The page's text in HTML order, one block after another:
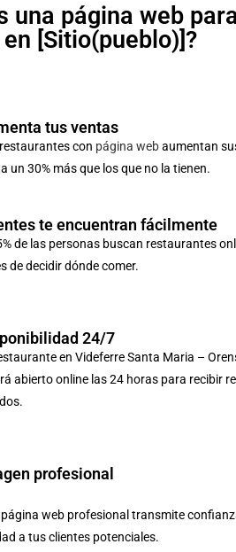
una página web
[Sitio(pueblo)]?
tus ventas
con página webaumentan
un 30% más que los que no la tienen.
te encuentran fácilmente
de las personas buscan restaurantes
de decidir dónde comer.
24/7
en Videferre Santa Maria –
abierto online las 24 horas para recibir
profesional
página web profesional transmite
a tus clientes potenciales.